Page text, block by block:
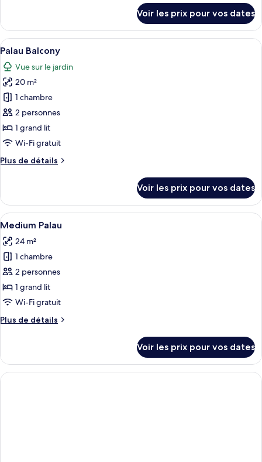
le
type
de
Pati
Garden
Voir les prix pour vos dates
Afficher
toutes
les
photos
pour
ce
type
de
chambre :
Palau
Une chambre à coucher avec un lit,
4
Palau Balcony
Vue sur le jardin
20 m²
1 chambre
2 personnes
1 grand lit
Wi-Fi gratuit
Plus de détails
Plus
le
type
de
Palau
Balcony
Voir les prix pour vos dates
Afficher
toutes
les
photos
pour
ce
type
chambre :
Un lit bien fait, avec une tête de lit
4
Medium Palau
24 m²
1 chambre
2 personnes
1 grand lit
Wi-Fi gratuit
Plus de détails
Plus
le
type
de
Voir les prix pour vos dates